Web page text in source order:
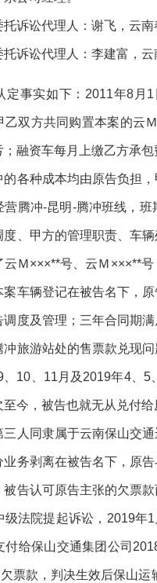
诉讼代理人：谢飞，云
诉讼代理人：李建富，
定事实如下：2011年8月
乙双方共同购置本案的云
融资车每月上缴乙方承
的各种成本均由原告负担
营腾冲-昆明-腾冲班线，
、甲方的管理职责、车
云Ｍ×××**号、云Ｍ×××**
车辆登记在被告名下，
度及管理；三年合同期
冲旅游站处的售票款兑现
、10、11月及2019年4、
今，被告也就无从兑付给
三人同隶属于云南保山交
业务剥离在被告名下，原
告认可原告主张的欠票
级法院提起诉讼，2019年
付给保山交通集团公司
票款，判决生效后保山